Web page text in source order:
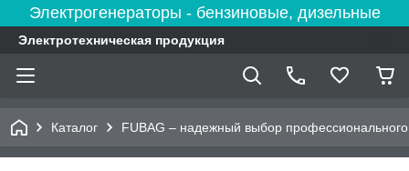
Электрогенераторы - бензиновые, дизельные
Электротехническая продукция
Каталог FUBAG – надежный выбор